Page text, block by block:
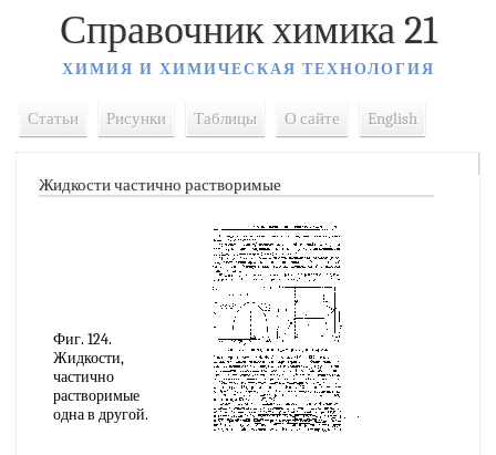
Справочник химика 21
ХИМИЯ И ХИМИЧЕСКАЯ ТЕХНОЛОГИЯ
Статьи Рисунки Таблицы О сайте English
Жидкости частично растворимые
Фиг. 124.
Жидкости,
частично
растворимые
одна в другой.